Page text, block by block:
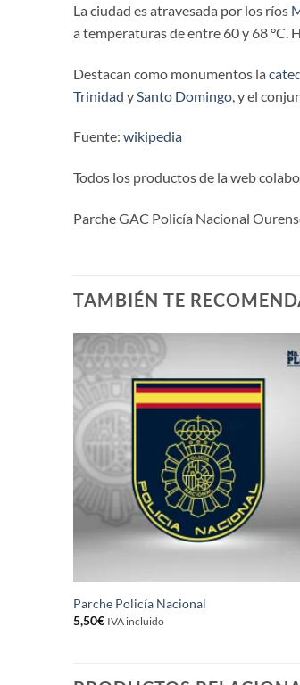
La ciudad es atravesada por los ríos
a temperaturas de entre 60 y 68 °C.
Destacan como monumentos la
Trinidad y Santo Domingo , y el
Fuente: wikipedia
Todos los productos de la web
Parche GAC Policía Nacional
TAMBIÉN TE
Parche Policía Nacional
5,50€ IVA incluido